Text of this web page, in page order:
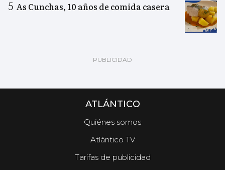
As Cunchas, 10 años de comida casera
ATLÁNTICO
Quiénes somos
Atlántico TV
Tarifas de publicidad